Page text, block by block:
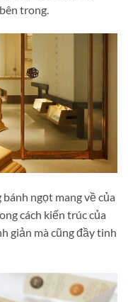
trong.
ngọt mang về của
cách kiến trúc của
giản mà cũng đầy tinh